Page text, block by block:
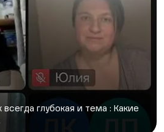
глубокая и тема : Какие